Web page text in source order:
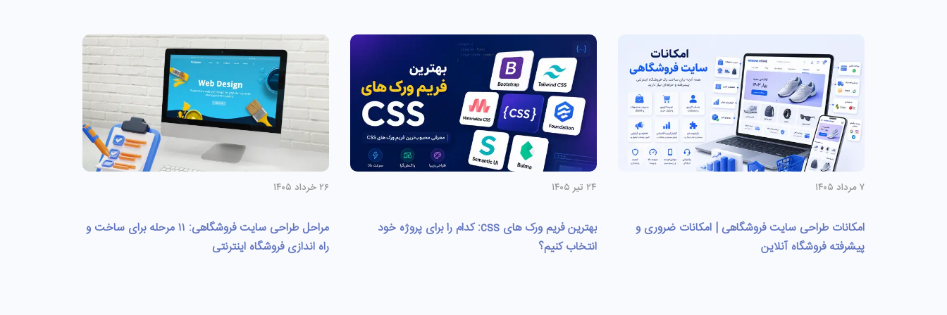
۷ مرداد ۱۴۰۵
امکانات طراحی سایت فروشگاهی | امکانات ضروری و
پیشرفته فروشگاه آنلاین
۲۴ تیر ۱۴۰۵
بهترین فریم ورک های css: کدام را برای پروژه خود
انتخاب کنیم؟
۲۶ خرداد ۱۴۰۵
مراحل طراحی سایت فروشگاهی: ۱۱ مرحله برای ساخت و
راه اندازی فروشگاه اینترنتی